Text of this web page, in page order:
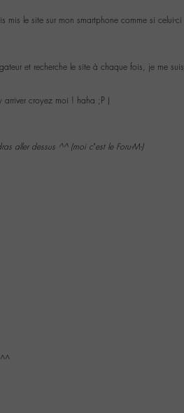
mis le site sur mon smartphone comme si celui-ci
et recherche le site à chaque fois, je me suis
croyez moi ! haha ;P )
aller dessus ^^ (moi c’est le Foru-M-)
^^